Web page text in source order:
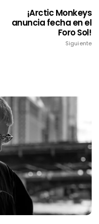
¡Arctic Monkeys
anuncia fecha en el
Foro Sol!
Siguiente